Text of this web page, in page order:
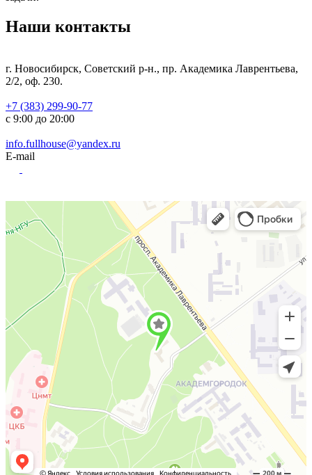
Наши контакты
г. Новосибирск, Советский р-н., пр. Академика Лаврентьева,
2/2, оф. 230.
+7 (383) 299-90-77
с 9:00 до 20:00
info.fullhouse@yandex.ru
E-mail